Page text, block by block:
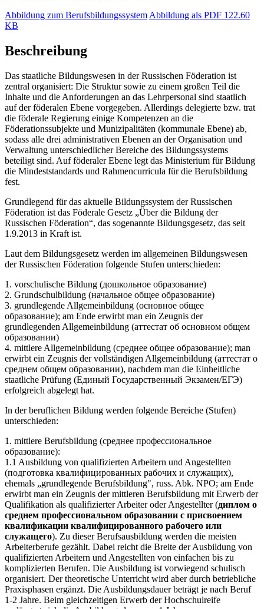
Abbildung zum Berufsbildungssystem Abbildung als PDF 122.60
KB
Beschreibung
Das staatliche Bildungswesen in der Russischen Föderation ist
zentral organisiert: Die Struktur sowie zu einem großen Teil die
Inhalte und die Anforderungen an das Lehrpersonal sind staatlich
auf der föderalen Ebene vorgegeben. Allerdings delegierte bzw. trat
die föderale Regierung einige Kompetenzen an die
Föderationssubjekte und Munizipalitäten (kommunale Ebene) ab,
sodass alle drei administrativen Ebenen an der Organisation und
Verwaltung unterschiedlicher Bereiche des Bildungssystems
beteiligt sind. Auf föderaler Ebene legt das Ministerium für Bildung
die Mindeststandards und Rahmencurricula für die Berufsbildung
fest.
Grundlegend für das aktuelle Bildungssystem der Russischen
Föderation ist das Föderale Gesetz „Über die Bildung der
Russischen Föderation“, das sogenannte Bildungsgesetz, das seit
1.9.2013 in Kraft ist.
Laut dem Bildungsgesetz werden im allgemeinen Bildungswesen
der Russischen Föderation folgende Stufen unterschieden:
1. vorschulische Bildung (дошкольное образование)
2. Grundschulbildung (начальное общее образование)
3. grundlegende Allgemeinbildung (основное общее
образование); am Ende erwirbt man ein Zeugnis der
grundlegenden Allgemeinbildung (аттестат об основном общем
образовании)
4. mittlere Allgemeinbildung (среднее общее образование); man
erwirbt ein Zeugnis der vollständigen Allgemeinbildung (аттестат о
среднем общем образовании), nachdem man die Einheitliche
staatliche Prüfung (Единый Государственный Экзамен/ЕГЭ)
erfolgreich abgelegt hat.
In der beruflichen Bildung werden folgende Bereiche (Stufen)
unterschieden:
1. mittlere Berufsbildung (среднее профессиональное
образование):
1.1 Ausbildung von qualifizierten Arbeitern und Angestellten
(подготовка квалифицированных рабочих и служащих),
ehemals „grundlegende Berufsbildung", russ. Abk. NPO; am Ende
erwirbt man ein Zeugnis der mittleren Berufsbildung mit Erwerb der
Qualifikation als qualifizierter Arbeiter oder Angestellter (диплом о
среднем профессиональном образовании с присвоением
квалификации квалифицированного рабочего или
служащего). Zu dieser Berufsausbildung werden die meisten
Arbeiterberufe gezählt. Dabei reicht die Breite der Ausbildung von
qualifizierten Arbeitern und Angestellten von einfachen bis zu
komplizierten Berufen. Die Ausbildung ist vorwiegend schulisch
organisiert. Der theoretische Unterricht wird aber durch betriebliche
Praxisphasen ergänzt. Die Ausbildungsdauer beträgt je nach Beruf
1-2 Jahre. Beim gleichzeitigen Erwerb der Hochschulreife